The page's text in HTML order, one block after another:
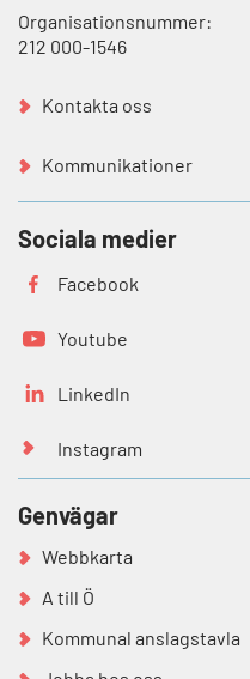
Organisationsnummer:
212 000-1546
Kontakta oss
Kommunikationer
Sociala medier
Facebook
Youtube
LinkedIn
Instagram
Genvägar
Webbkarta
A till Ö
Kommunal anslagstavla